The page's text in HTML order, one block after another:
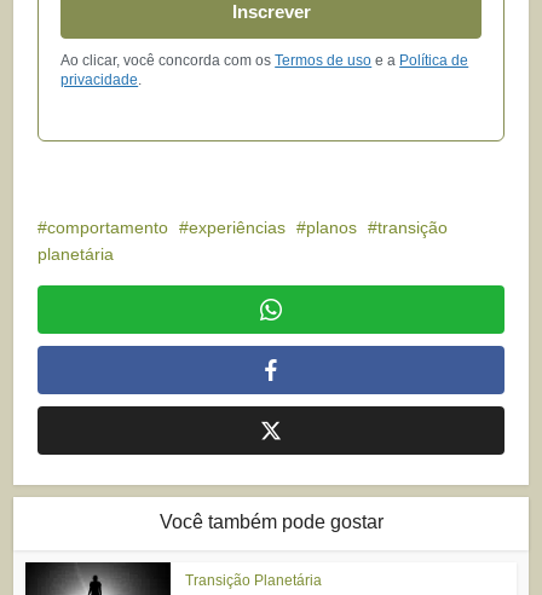
Inscrever
Ao clicar, você concorda com osTermos de uso e a Política de
privacidade
comportamento experiências planos
transição
planetária
Você também pode gostar
Transição Planetária